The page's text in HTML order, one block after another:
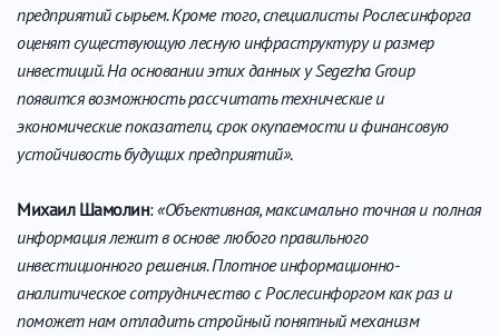
предприятий сырьем. Кроме того, специалисты Рослесинфорга
оценят существующую лесную инфраструктуру и размер
инвестиций. На основании этих данных у Segezha Group
появится возможность рассчитать технические и
экономические показатели, срок окупаемости и финансовую
устойчивость будущих предприятий».
Михаил Шамолин:«Объективная, максимально точная и полная
информация лежит в основе любого правильного
инвестиционного решения. Плотное информационно-
аналитическое сотрудничество с Рослесинфоргом как раз и
поможет нам отладить стройный понятный механизм